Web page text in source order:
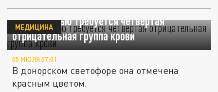
Подмосковью требуется четвертая
отрицательная группа крови
МЕДИЦИНА
05 ИЮЛЯ 07:01
В донорском светофоре она отмечена
красным цветом.